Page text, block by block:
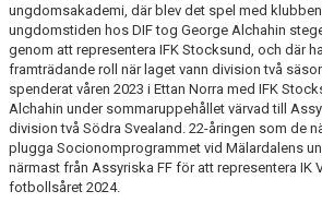
ungdomsakademi, där blev det spel med
ungdomstiden hos DIF tog George Alchahin
genom att representera IFK Stocksund, och där
framträdande roll när laget vann division två
spenderat våren 2023 i Ettan Norra med IFK
Alchahin under sommaruppehållet värvad till
division två Södra Svealand. 22-åringen som de
plugga Socionomprogrammet vid Mälardalens
närmast från Assyriska FF för att representera IK
fotbollsåret 2024.